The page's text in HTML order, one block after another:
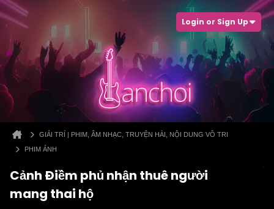
Login or Sign Up
GIẢI TRÍ | PHIM, ÂM NHẠC, TRUYỆN HÀI, NỘI DUNG VÔ TRI
PHIM ẢNH
Cảnh Điềm phủ nhận thuê người
mang thai hộ